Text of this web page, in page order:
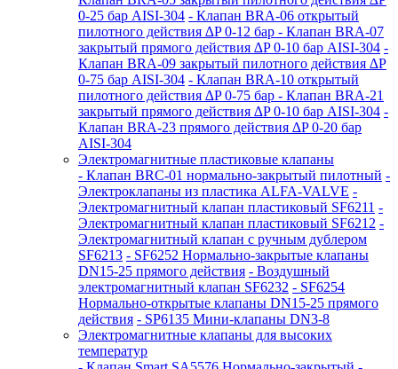
0-25 бар AISI-304 - Клапан BRA-06 открытый
пилотного действия ∆P 0-12 бар - Клапан BRA-07
закрытый прямого действия ∆P 0-10 бар AISI-304 -
Клапан BRA-09 закрытый пилотного действия ∆P
0-75 бар AISI-304 - Клапан BRA-10 открытый
пилотного действия ∆P 0-75 бар - Клапан BRA-21
закрытый прямого действия ∆P 0-10 бар AISI-304 -
Клапан BRA-23 прямого действия ∆P 0-20 бар
AISI-304
Электромагнитные пластиковые клапаны
- Клапан BRC-01 нормально-закрытый пилотный -
Электроклапаны из пластика ALFA-VALVE -
Электромагнитный клапан пластиковый SF6211 -
Электромагнитный клапан пластиковый SF6212 -
Электромагнитный клапан с ручным дублером
SF6213 - SF6252 Нормально-закрытые клапаны
DN15-25 прямого действия - Воздушный
электромагнитный клапан SF6232 - SF6254
Нормально-открытые клапаны DN15-25 прямого
действия - SP6135 Мини-клапаны DN3-8
Электромагнитные клапаны для высоких
температур